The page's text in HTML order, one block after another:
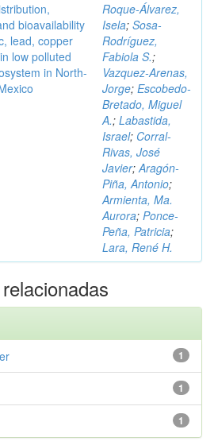
bioavailability
lead, copper
low polluted
in North-
Roque-Álvarez,
Isela; Sosa-
Rodríguez,
Fabiola S.;
Vazquez-Arenas,
Jorge; Escobedo-
Bretado, Miguel
A.; Labastida,
Israel; Corral-
Rivas, José
Javier;Aragón-
Piña, Antonio;
Armienta, Ma.
Aurora; Ponce-
Peña, Patricia;
Lara, René H.
1
1
1